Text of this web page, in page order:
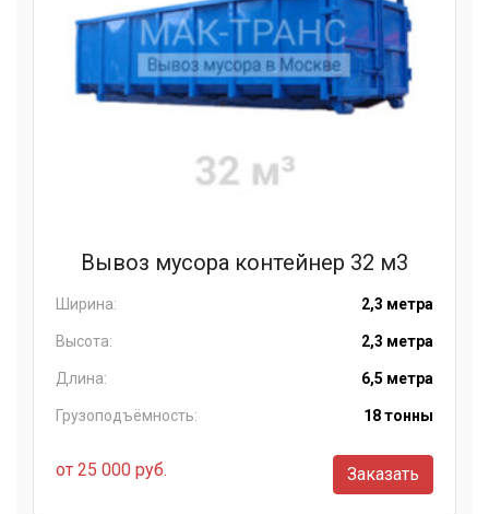
Вывоз мусора контейнер 32 м3
Ширина: 2,3 метра
Высота: 2,3 метра
Длина: 6,5 метра
Грузоподъёмность: 18 тонны
от 25 000 руб. Заказать